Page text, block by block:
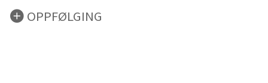
OPPFØLGING